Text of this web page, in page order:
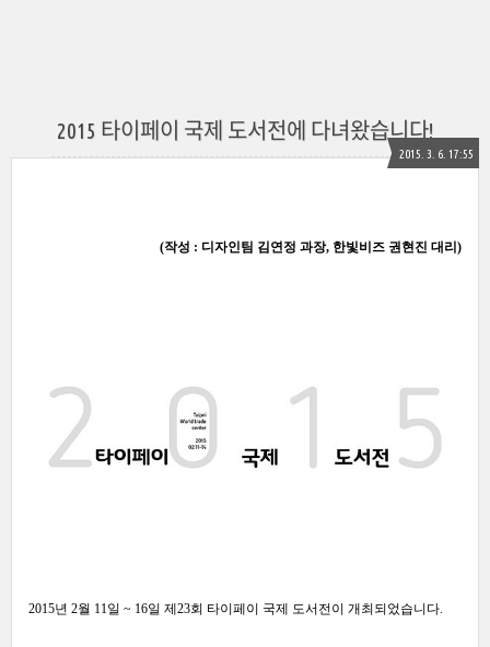
2015 타이페이 국제 도서전에 다녀왔습니다!
2015. 3. 6. 17:55
(작성 : 디자인팀 김연정 과장, 한빛비즈 권현진 대리)
2015년 2월 11일 ~ 16일 제23회 타이페이 국제 도서전이 개최되었습니다.